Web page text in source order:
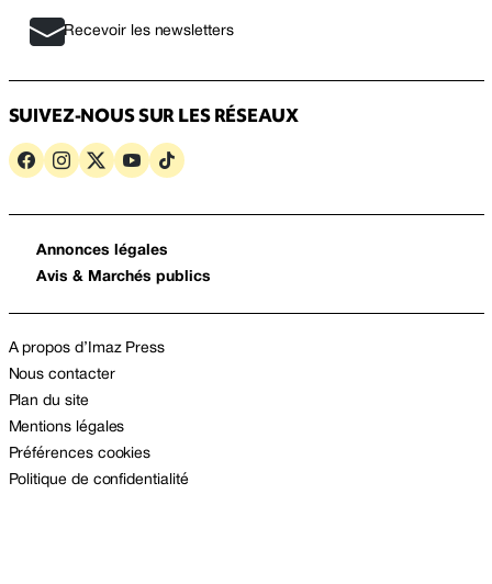
Recevoir les newsletters
SUIVEZ-NOUS SUR LES RÉSEAUX
Annonces légales
Avis & Marchés publics
A propos d’Imaz Press
Nous contacter
Plan du site
Mentions légales
Préférences cookies
Politique de confidentialité